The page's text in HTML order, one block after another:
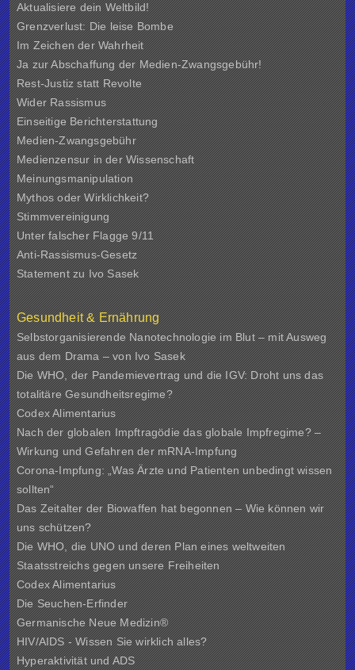
Aktualisiere dein Weltbild!
Grenzverlust: Die leise Bombe
Im Zeichen der Wahrheit
Ja zur Abschaffung der Medien-Zwangsgebühr!
Rest-Justiz statt Revolte
Wider Rassismus
Einseitige Berichterstattung
Medien-Zwangsgebühr
Medienzensur in der Wissenschaft
Meinungsmanipulation
Mythos oder Wirklichkeit?
Stimmvereinigung
Unter falscher Flagge 9/11
Anti-Rassismus-Gesetz
Statement zu Ivo Sasek
Gesundheit & Ernährung
Selbstorganisierende Nanotechnologie im Blut – mit Ausweg
aus dem Drama – von Ivo Sasek
Die WHO, der Pandemievertrag und die IGV: Droht uns das
totalitäre Gesundheitsregime?
Codex Alimentarius
Nach der globalen Impftragödie das globale Impfregime? –
Wirkung und Gefahren der mRNA-Impfung
Corona-Impfung: „Was Ärzte und Patienten unbedingt wissen
sollten“
Das Zeitalter der Biowaffen hat begonnen – Wie können wir
uns schützen?
Die WHO, die UNO und deren Plan eines weltweiten
Staatsstreichs gegen unsere Freiheiten
Codex Alimentarius
Die Seuchen-Erfinder
Germanische Neue Medizin®
HIV/AIDS - Wissen Sie wirklich alles?
Hyperaktivität und ADS